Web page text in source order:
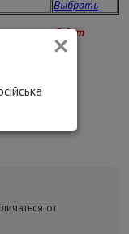
Выбрать
не будет
от
от
×